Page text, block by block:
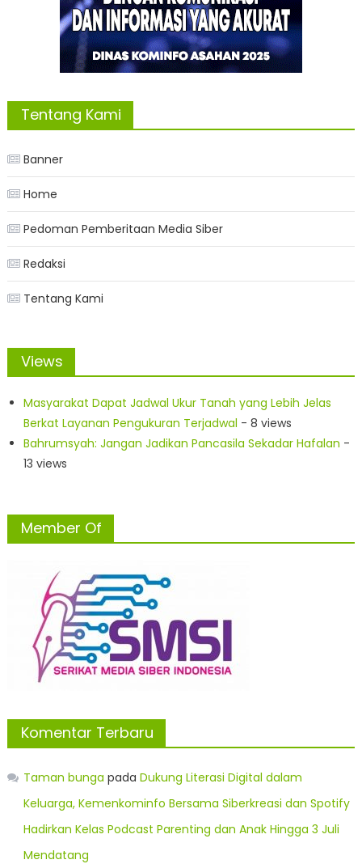
Tentang Kami
Banner
Home
Pedoman Pemberitaan Media Siber
Redaksi
Tentang Kami
Views
Masyarakat Dapat Jadwal Ukur Tanah yang Lebih Jelas
Berkat Layanan Pengukuran Terjadwal - 8 views
Bahrumsyah: Jangan Jadikan Pancasila Sekadar Hafalan -
13 views
Member Of
Komentar Terbaru
Taman bunga pada Dukung Literasi Digital dalam
Keluarga, Kemenkominfo Bersama Siberkreasi dan Spotify
Hadirkan Kelas Podcast Parenting dan Anak Hingga 3 Juli
Mendatang